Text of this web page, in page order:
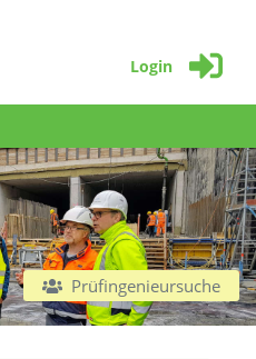
Login
Prüfingenieursuche